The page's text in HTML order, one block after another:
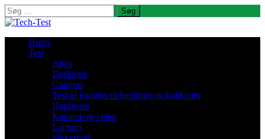
Søg
efter:
Hjem
Test
Apps
Desktops
Gadgets
Test af gadgets til hjemmet og køkkenet
Hardware
Kamera og video
Laptops